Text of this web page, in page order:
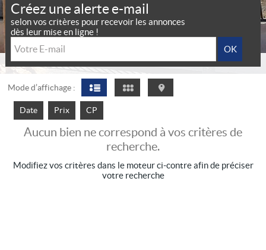
Créez une alerte e-mail
selon vos critères pour recevoir les annonces
dès leur mise en ligne !
Mode d’affichage :
Date Prix CP
Aucun bien ne correspond à vos critères de
recherche.
Modifiez vos critères dans le moteur ci-contre afin de préciser
votre recherche